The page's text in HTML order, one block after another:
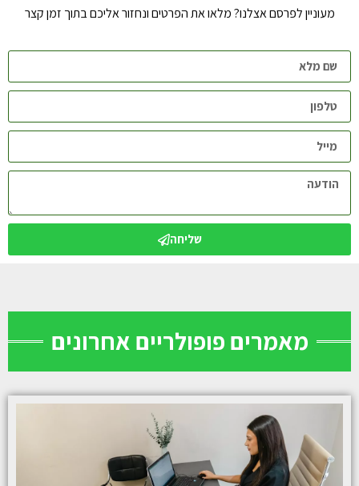
מעוניין לפרסם אצלנו? מלאו את הפרטים ונחזור אליכם בתוך זמן קצר
שליחה
מאמרים פופולריים אחרונים